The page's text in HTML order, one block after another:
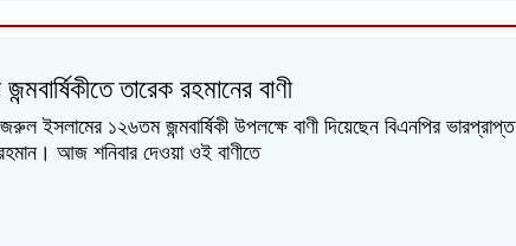
তারেক রহমানের বাণী
ইসলামের ১২৬তম জন্মবার্ষিকী উপলক্ষে বাণী দিয়েছেন বিএনপির ভারপ্রাপ্ত
আজ শনিবার দেওয়া ওই বাণীতে